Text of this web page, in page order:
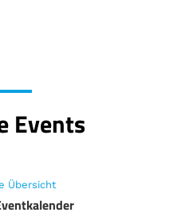
Events
Übersicht